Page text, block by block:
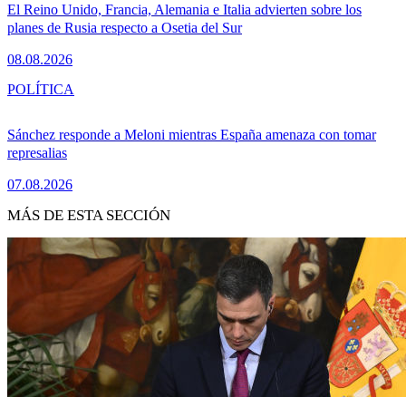
El Reino Unido, Francia, Alemania e Italia advierten sobre los
planes de Rusia respecto a Osetia del Sur
08.08.2026
Sánchez responde a Meloni mientras España amenaza con tomar
represalias
07.08.2026
POLÍTICA
MÁS DE ESTA SECCIÓN